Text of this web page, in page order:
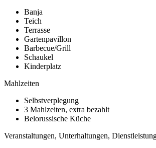
Banja
Teich
Terrasse
Gartenpavillon
Barbecue/Grill
Schaukel
Kinderplatz
Mahlzeiten
Selbstverplegung
3 Mahlzeiten, extra bezahlt
Belorussische Küche
Veranstaltungen, Unterhaltungen,